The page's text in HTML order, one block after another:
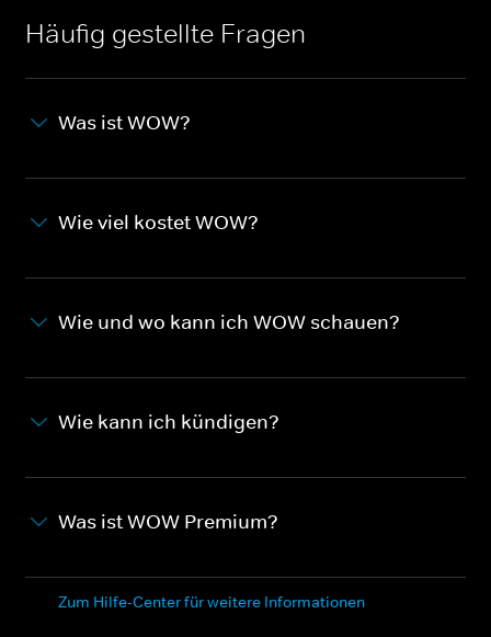
Häufig gestellte Fragen
Was ist WOW?
Wie viel kostet WOW?
Wie und wo kann ich WOW schauen?
Wie kann ich kündigen?
Was ist WOW Premium?
Zum Hilfe-Center für weitere Informationen